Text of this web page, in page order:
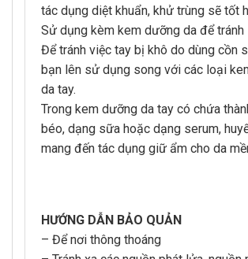
tác dụng diệt khuẩn, khử trùng sẽ tốt
Sử dụng kèm kem dưỡng da để tránh
Để tránh việc tay bị khô do dùng cồn
bạn lên sử dụng song với các loại
da tay.
Trong kem dưỡng da tay có chứa
béo, dạng sữa hoặc dạng serum,
mang đến tác dụng giữ ẩm cho da
HƯỚNG DẪN BẢO QUẢN
– Để nơi thông thoáng